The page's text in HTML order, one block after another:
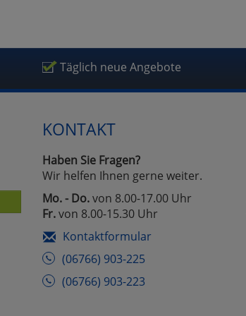
Täglich neue Angebote
KONTAKT
Haben Sie Fragen?
Wir helfen Ihnen gerne weiter.
Mo. - Do.von 8.00-17.00 Uhr
Fr.von 8.00-15.30 Uhr
Kontaktformular
(06766) 903-225
(06766) 903-223